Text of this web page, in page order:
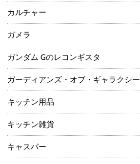
カルチャー
ガメラ
ガンダム Gのレコンギスタ
ガーディアンズ・オブ・ギャラクシー
キッチン用品
キッチン雑貨
キャスパー